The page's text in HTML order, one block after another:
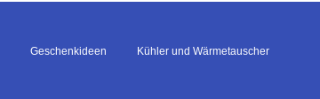
Geschenkideen Kühler und Wärmetauscher